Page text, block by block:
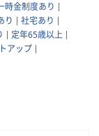
時金制度あり
り
社宅あり
定年65歳以上
アップ